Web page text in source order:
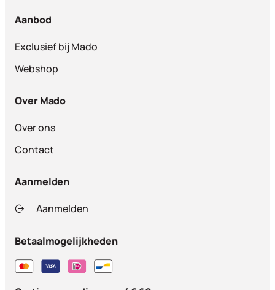
Aanbod
Exclusief bij Mado
Webshop
Over Mado
Over ons
Contact
Aanmelden
Aanmelden
Betaalmogelijkheden